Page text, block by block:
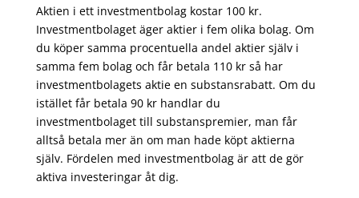
Aktien i ett investmentbolag kostar 100 kr.
Investmentbolaget äger aktier i fem olika bolag. Om
du köper samma procentuella andel aktier själv i
samma fem bolag och får betala 110 kr så har
investmentbolagets aktie en substansrabatt. Om du
istället får betala 90 kr handlar du
investmentbolaget till substanspremier, man får
alltså betala mer än om man hade köpt aktierna
själv. Fördelen med investmentbolag är att de gör
aktiva investeringar åt dig.